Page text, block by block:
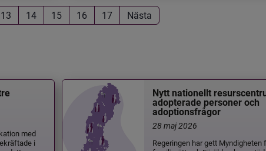
13 14 15 16 17 Nästa
med
i
Nytt nationellt
adopterade personer och
adoptionsfrågor
28 maj 2026
Regeringen har gett Myndigheten